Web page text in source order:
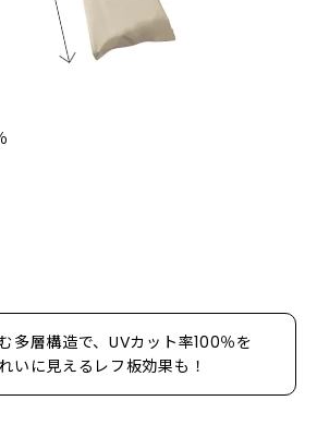
多層構造で、UVカット率100％を
いに見えるレフ板効果も！